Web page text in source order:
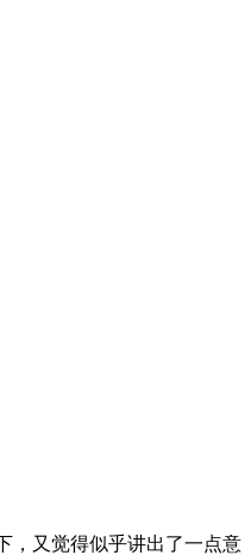
，又觉得似乎讲出了一点意